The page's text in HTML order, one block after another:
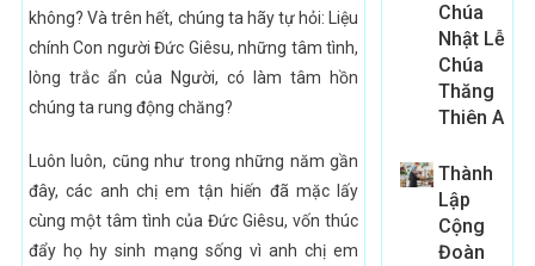
không? Và trên hết, chúng ta hãy tự hỏi: Liệu
chính Con người Đức Giêsu, những tâm tình,
lòng trắc ẩn của Người, có làm tâm hồn
chúng ta rung động chăng?
Luôn luôn, cũng như trong những năm gần
đây, các anh chị em tận hiến đã mặc lấy
cùng một tâm tình của Đức Giêsu, vốn thúc
đẩy họ hy sinh mạng sống vì anh chị em
Chúa
Nhật Lễ
Chúa
Thăng
Thiên A
Thành
Lập
Cộng
Đoàn